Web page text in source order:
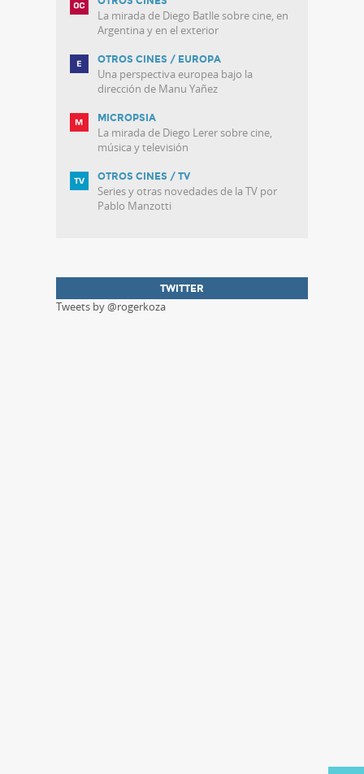
La mirada de Diego Batlle sobre cine, en
Argentina y en el exterior
OTROS CINES / EUROPA
Una perspectiva europea bajo la
dirección de Manu Yañez
MICROPSIA
La mirada de Diego Lerer sobre cine,
música y televisión
OTROS CINES / TV
Series y otras novedades de la TV por
Pablo Manzotti
TWITTER
Tweets by @rogerkoza